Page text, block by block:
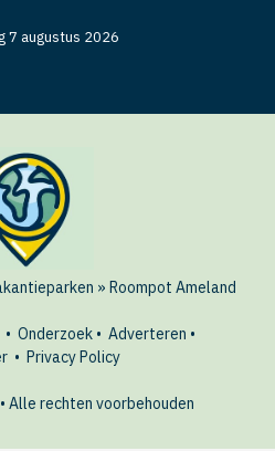
7 augustus 2026
» Roompot Ameland
• Onderzoek• Adverteren •
• Privacy Policy
Alle rechten voorbehouden